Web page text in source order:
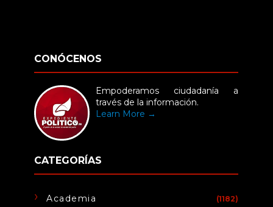
CONÓCENOS
Empoderamos ciudadanía a
través de la información.
Learn More →
CATEGORÍAS
Academia (1182)